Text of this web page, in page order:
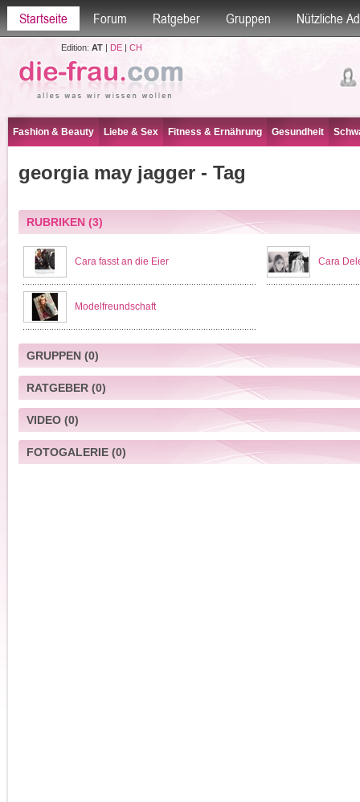
Startseite Forum Ratgeber Gruppen Nützliche
Edition: AT| DE| CH
Fashion & Beauty Liebe & Sex Fitness & Ernährung Gesundheit
georgia may jagger - Tag
RUBRIKEN(3)
Cara fasst an die Eier Cara
Modelfreundschaft
GRUPPEN(0)
RATGEBER(0)
VIDEO(0)
FOTOGALERIE(0)